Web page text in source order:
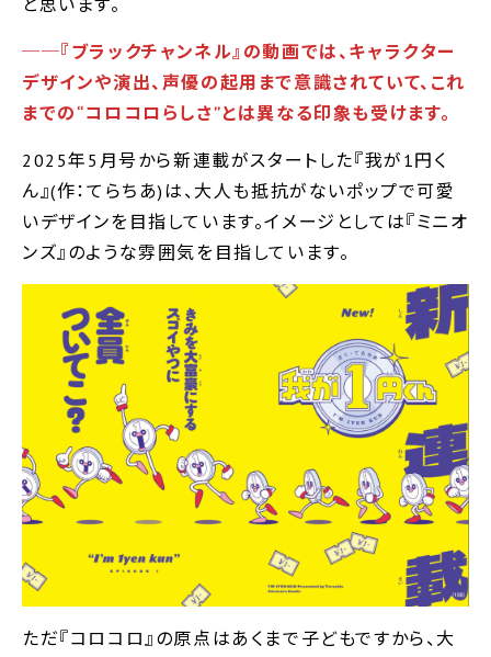
と思います。
──『ブラックチャンネル』の動画では、キャラクター
デザインや演出、声優の起用まで意識されていて、これ
までの“コロコロらしさ”とは異なる印象も受けます。
2025年5月号から新連載がスタートした『我が1円く
ん』(作：てらちあ)は、大人も抵抗がないポップで可愛
いデザインを目指しています。イメージとしては『ミニオ
ンズ』のような雰囲気を目指しています。
ただ『コロコロ』の原点はあくまで子どもですから、大